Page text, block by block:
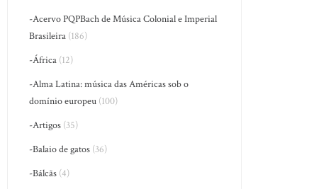
-Acervo PQPBach de Música Colonial e Imperial
Brasileira (186)
-África (12)
-Alma Latina: música das Américas sob o
domínio europeu (100)
-Artigos (35)
-Balaio de gatos (36)
-Bálcãs (4)